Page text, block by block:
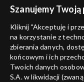
Szanujemy
Kliknij "Akceptuję i
na korzystanie z
zbierania danych,
końcowym i ich
Twoich danych
S.A. w likwidacji